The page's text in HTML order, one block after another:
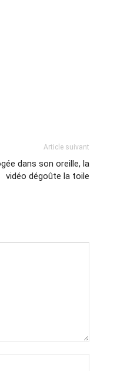
Article suivant
dans son oreille, la
vidéo dégoûte la toile